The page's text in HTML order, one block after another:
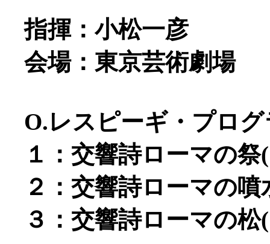
指揮：小松一彦
会場：東京芸術劇場
O.レスピーギ・プロ
１：交響詩ローマの祭
２：交響詩ローマの噴
３：交響詩ローマの松